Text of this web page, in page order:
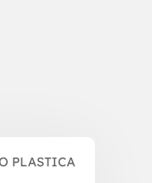
PLASTICA